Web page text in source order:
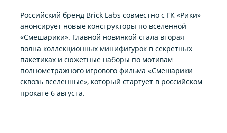
Российский бренд Brick Labs совместно с ГК «Рики»
анонсирует новые конструкторы по вселенной
«Смешарики». Главной новинкой стала вторая
волна коллекционных минифигурок в секретных
пакетиках и сюжетные наборы по мотивам
полнометражного игрового фильма «Смешарики
сквозь вселенные», который стартует в российском
прокате 6 августа.